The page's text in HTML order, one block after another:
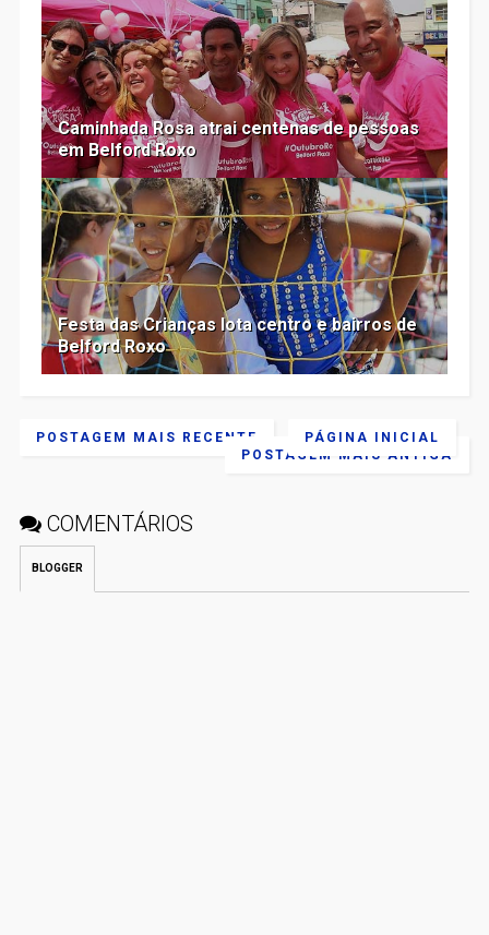
Caminhada Rosa atrai centenas de pessoas
em Belford Roxo
Festa das Crianças lota centro e bairros de
Belford Roxo
POSTAGEM MAIS RECENTE
POSTAGEM MAIS ANTIGA
PÁGINA INICIAL
COMENTÁRIOS
BLOGGER